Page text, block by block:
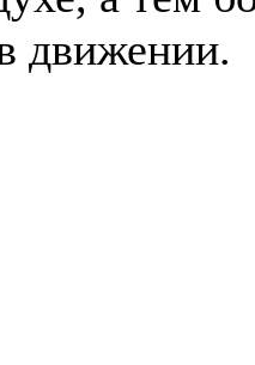
движении.